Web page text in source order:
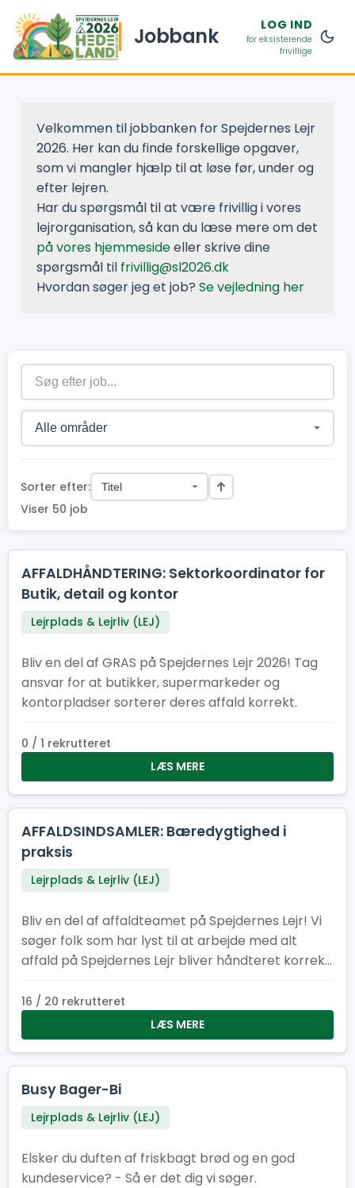
Jobbank LOG IND
for eksisterende
frivillige
Velkommen til jobbanken for Spejdernes Lejr
2026. Her kan du finde forskellige opgaver,
som vi mangler hjælp til at løse før, under og
efter lejren.
Har du spørgsmål til at være frivillig i vores
lejrorganisation, så kan du læse mere om det
på vores hjemmesideeller skrive dine
spørgsmål til frivillig@sl2026.dk
Hvordan søger jeg et job? Se vejledning her
Sorter efter:
Viser 50 job
AFFALDHÅNDTERING: Sektorkoordinator for
Butik, detail og kontor
Lejrplads & Lejrliv (LEJ)
Bliv en del af GRAS på Spejdernes Lejr 2026! Tag
ansvar for at butikker, supermarkeder og
kontorpladser sorterer deres affald korrekt.
0 / 1 rekrutteret
LÆS MERE
AFFALDSINDSAMLER: Bæredygtighed i
praksis
Lejrplads & Lejrliv (LEJ)
Bliv en del af affaldteamet på Spejdernes Lejr! Vi
søger folk som har lyst til at arbejde med alt
affald på Spejdernes Lejr bliver håndteret korrekt,
affaldcontainere bliver tømt efter behov.
16 / 20 rekrutteret
LÆS MERE
Busy Bager-Bi
Lejrplads & Lejrliv (LEJ)
Elsker du duften af friskbagt brød og en god
kundeservice? - Så er det dig vi søger.